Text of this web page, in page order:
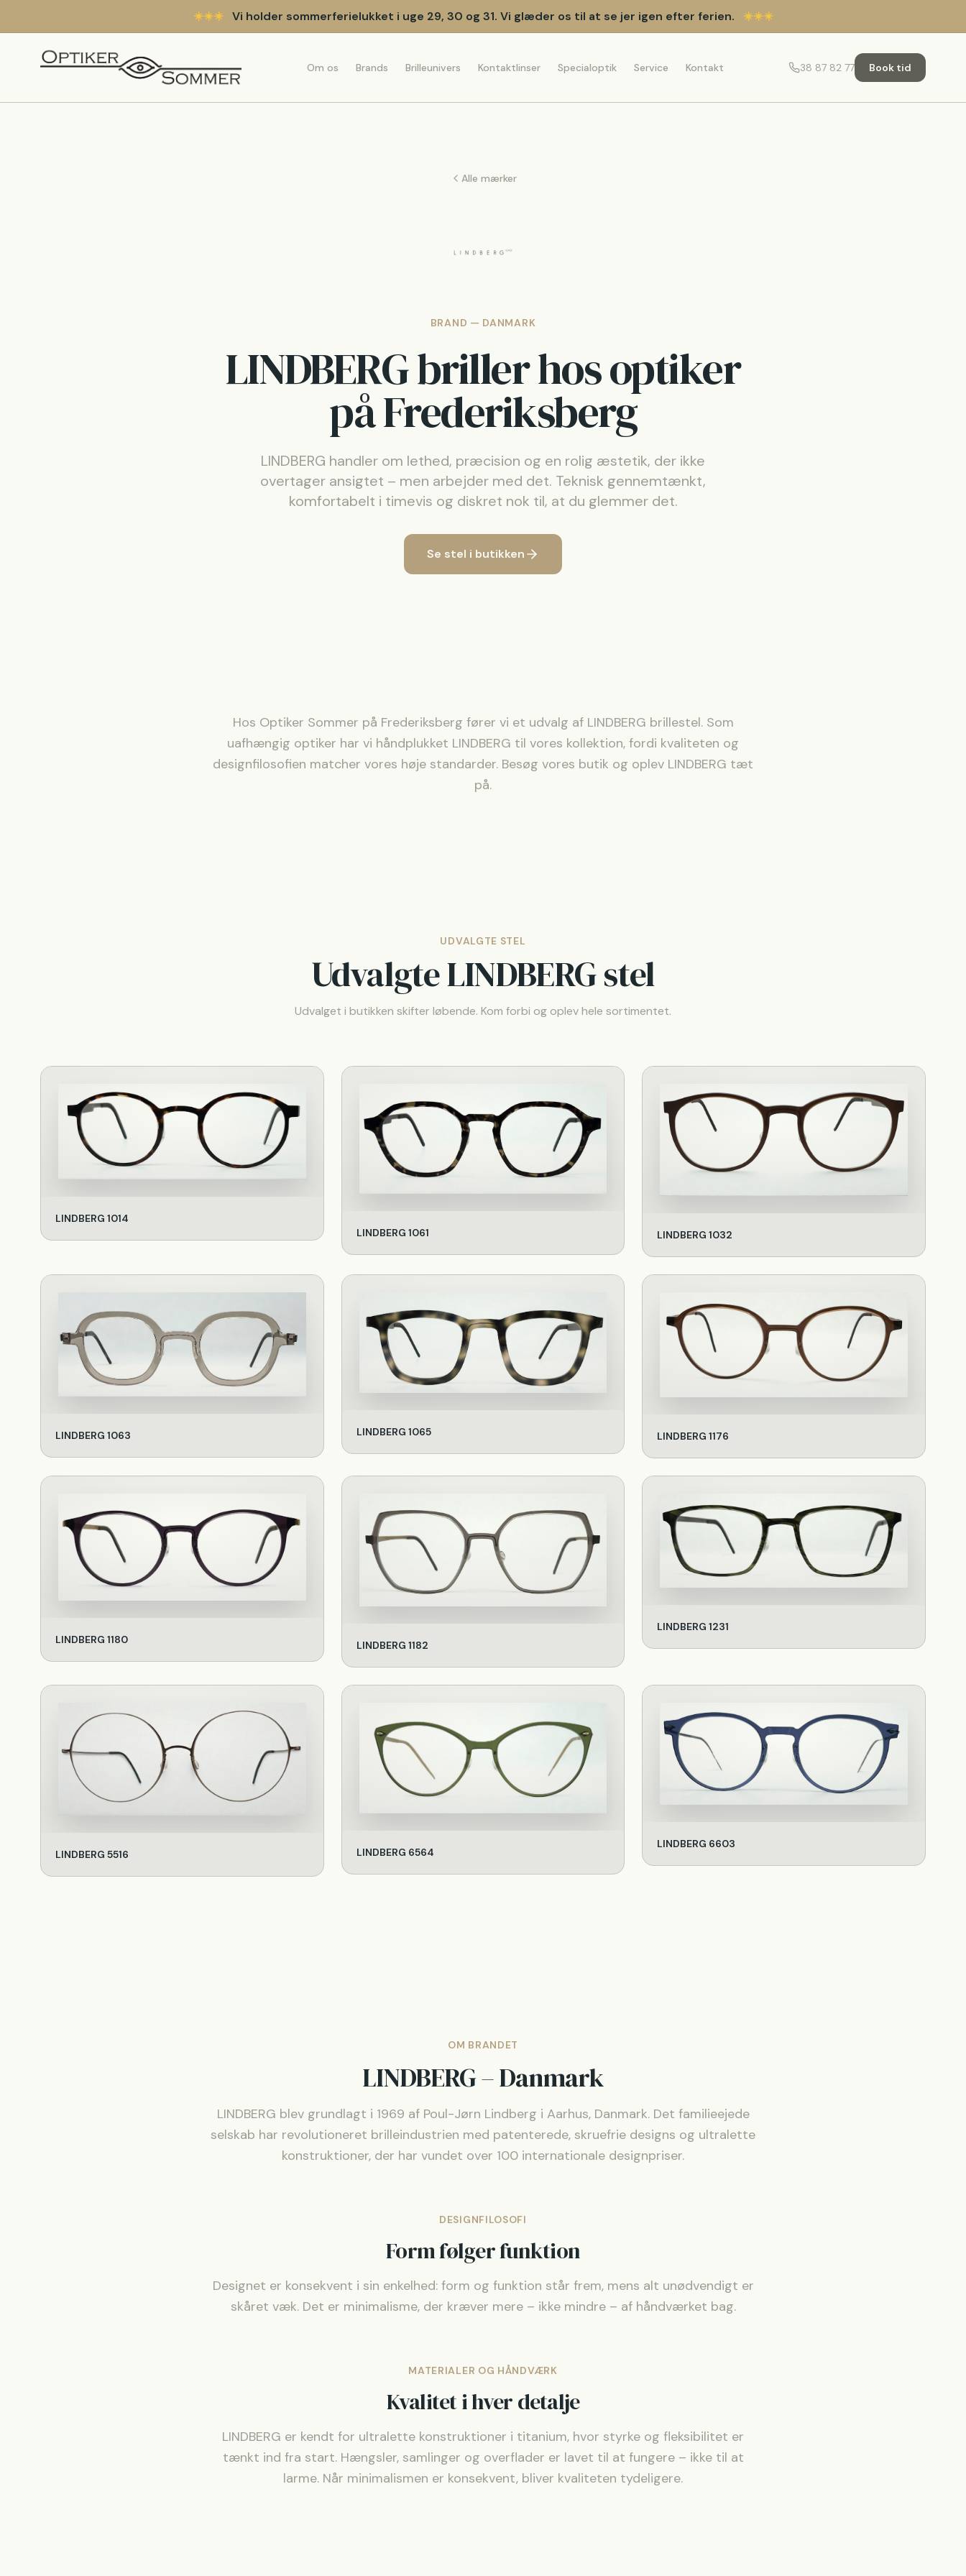
☀️☀️☀️ Vi holder sommerferielukket i uge 29, 30 og 31. Vi glæder os til at se jer igen efter ferien. ☀️☀️☀️
Om os Brands Brilleunivers Kontaktlinser Specialoptik Service Kontakt 38 87 82 77 Book tid
Alle mærker
BRAND — DANMARK
LINDBERG briller hos optiker
på Frederiksberg
LINDBERG handler om lethed, præcision og en rolig æstetik, der ikke
overtager ansigtet – men arbejder med det. Teknisk gennemtænkt,
komfortabelt i timevis og diskret nok til, at du glemmer det.
Se stel i butikken
Hos Optiker Sommer på Frederiksberg fører vi et udvalg af LINDBERG brillestel. Som
uafhængig optiker har vi håndplukket LINDBERG til vores kollektion, fordi kvaliteten og
designfilosofien matcher vores høje standarder. Besøg vores butik og oplev LINDBERG tæt
på.
UDVALGTE STEL
UdvalgteLINDBERGstel
Udvalget i butikken skifter løbende. Kom forbi og oplev hele sortimentet.
LINDBERG 1014
LINDBERG 1061
LINDBERG 1032
LINDBERG 1063 LINDBERG 1065 LINDBERG 1176
LINDBERG 1180 LINDBERG 1182
LINDBERG 1231
LINDBERG 5516 LINDBERG 6564
LINDBERG 6603
OM BRANDET
LINDBERG–Danmark
LINDBERG blev grundlagt i 1969 af Poul-Jørn Lindberg i Aarhus, Danmark. Det familieejede
selskab har revolutioneret brilleindustrien med patenterede, skruefrie designs og ultralette
konstruktioner, der har vundet over 100 internationale designpriser.
DESIGNFILOSOFI
Form følger funktion
Designet er konsekvent i sin enkelhed: form og funktion står frem, mens alt unødvendigt er
skåret væk. Det er minimalisme, der kræver mere – ikke mindre – af håndværket bag.
MATERIALER OG HÅNDVÆRK
Kvalitet i hver detalje
LINDBERG er kendt for ultralette konstruktioner i titanium, hvor styrke og fleksibilitet er
tænkt ind fra start. Hængsler, samlinger og overflader er lavet til at fungere – ikke til at
larme. Når minimalismen er konsekvent, bliver kvaliteten tydeligere.